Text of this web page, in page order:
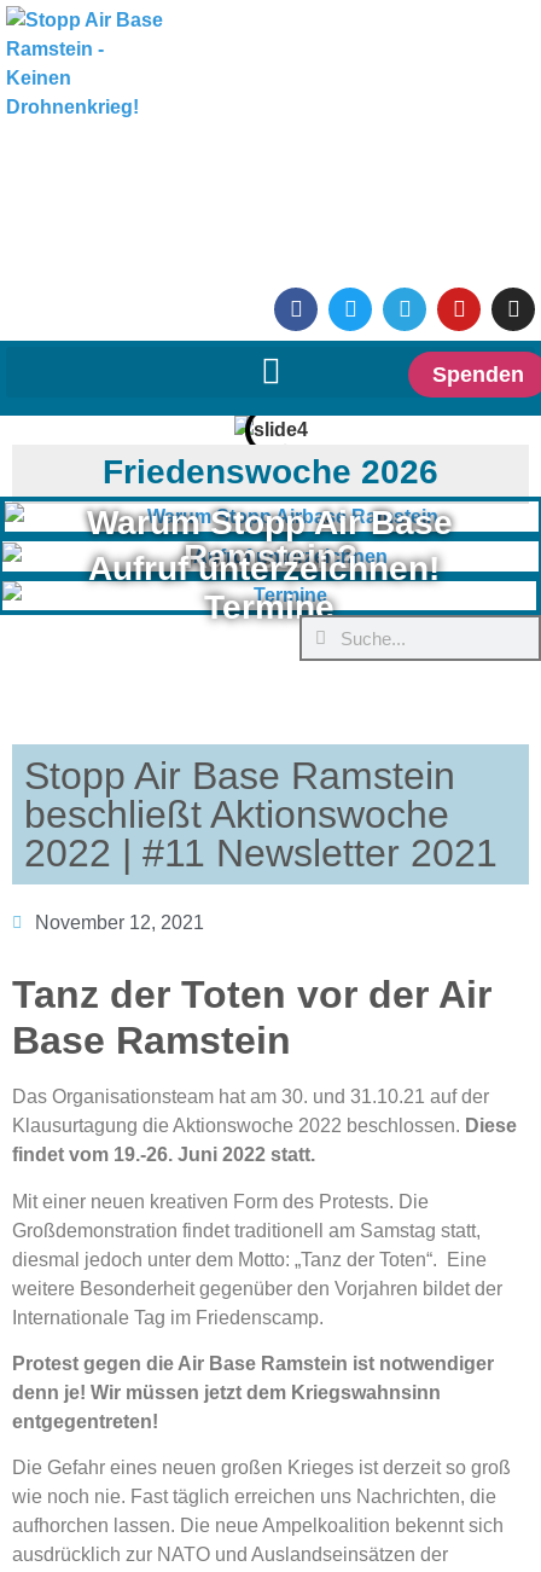
Spenden
Friedenswoche 2026
Warum Stopp Air Base
Ramstein?
Aufruf unterzeichnen!
Termine
Stopp Air Base Ramstein
beschließt Aktionswoche
2022 | #11 Newsletter 2021
November 12, 2021
Tanz der Toten vor der Air
Base Ramstein
Das Organisationsteam hat am 30. und 31.10.21 auf der
Klausurtagung die Aktionswoche 2022 beschlossen. Diese
findet vom 19.-26. Juni 2022 statt.
Mit einer neuen kreativen Form des Protests. Die
Großdemonstration findet traditionell am Samstag statt,
diesmal jedoch unter dem Motto: „Tanz der Toten“. Eine
weitere Besonderheit gegenüber den Vorjahren bildet der
Internationale Tag im Friedenscamp.
Protest gegen die Air Base Ramstein ist notwendiger
denn je! Wir müssen jetzt dem Kriegswahnsinn
entgegentreten!
Die Gefahr eines neuen großen Krieges ist derzeit so groß
wie noch nie. Fast täglich erreichen uns Nachrichten, die
aufhorchen lassen. Die neue Ampelkoalition bekennt sich
ausdrücklich zur NATO und Auslandseinsätzen der